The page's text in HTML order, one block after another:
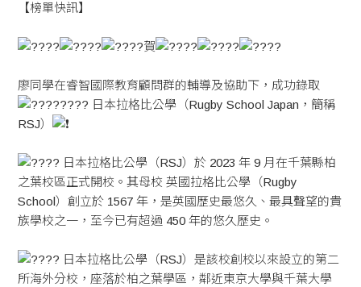
【榜單快訊】
賀
廖同學在睿智國際教育顧問群的輔導及協助下，成功錄取
日本拉格比公學（Rugby School Japan，簡稱
RSJ）
日本拉格比公學（RSJ）於 2023 年 9 月在千葉縣柏
之葉校區正式開校。其母校 英國拉格比公學（Rugby
School）創立於 1567 年，是英國歷史最悠久、最具聲望的貴
族學校之一，至今已有超過 450 年的悠久歷史。
日本拉格比公學（RSJ）是該校創校以來設立的第二
所海外分校，座落於柏之葉學區，鄰近東京大學與千葉大學